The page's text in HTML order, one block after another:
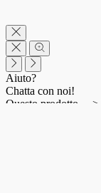
Aiuto?
Chatta con noi!
Questo prodotto —>